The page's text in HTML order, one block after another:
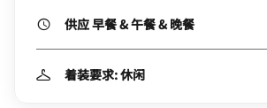
供应 早餐 & 午餐 & 晚餐
着装要求: 休闲